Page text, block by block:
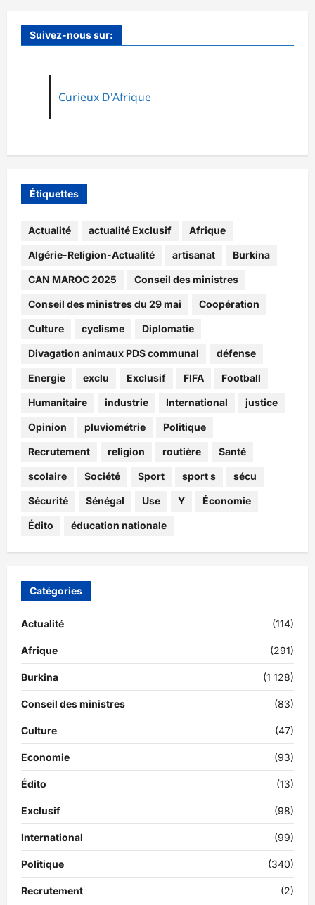
Suivez-nous sur:
Curieux D'Afrique
Étiquettes
Actualité actualité Exclusif Afrique
Algérie-Religion-Actualité artisanat Burkina
CAN MAROC 2025 Conseil des ministres
Conseil des ministres du 29 mai Coopération
Culture cyclisme Diplomatie
Divagation animaux PDS communal défense
Energie exclu Exclusif FIFA Football
Humanitaire industrie International justice
Opinion pluviométrie Politique
Recrutement religion routière Santé
scolaire Société Sport sport s sécu
Sécurité Sénégal Use Y Économie
Édito éducation nationale
Catégories
Actualité (114)
Afrique (291)
Burkina (1 128)
Conseil des ministres (83)
Culture (47)
Economie (93)
Édito (13)
Exclusif (98)
International (99)
Politique (340)
Recrutement (2)